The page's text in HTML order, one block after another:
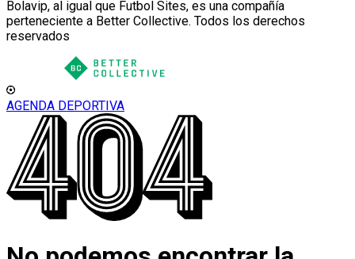
Bolavip, al igual que Futbol Sites, es una compañía
perteneciente a Better Collective. Todos los derechos
reservados
AGENDA DEPORTIVA